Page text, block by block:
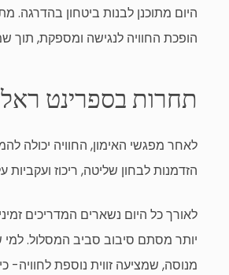
היום מתוכנן לבנות ביטחון בהדרגה.
הופכת החוויה לנגישה ומספקת, תוך
תחרות בספרינט
לאחר מפגשי האימון, החוויה יכולה
הזדמנות לבחון שליטה, ריכוז ועקביות
לאורך כל היום נשארים המדריכים
יותר מסתם סיבוב סביב המסלול.
מנוסה, שמציעה זווית נוספת